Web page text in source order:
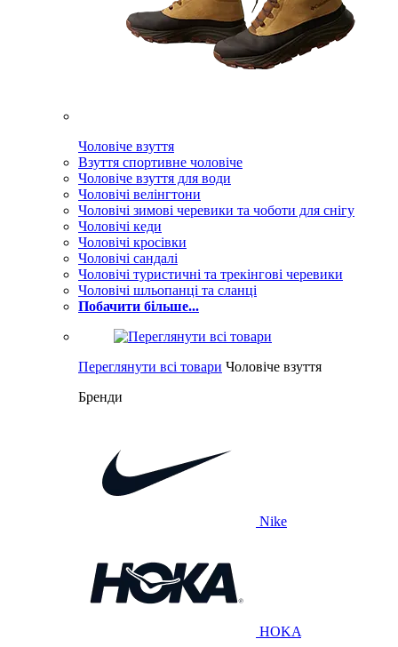
Чоловіче взуття
Взуття спортивне чоловіче
Чоловіче взуття для води
Чоловічі велінгтони
Чоловічі зимові черевики та чоботи для снігу
Чоловічі кеди
Чоловічі кросівки
Чоловічі сандалі
Чоловічі туристичні та трекінгові черевики
Чоловічі шльопанці та сланці
Побачити більше...
Переглянути всі товари Чоловіче взуття
Бренди
Nike
HOKA